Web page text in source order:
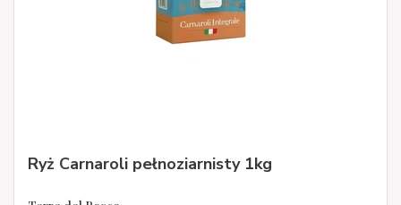
Ryż Carnaroli pełnoziarnisty 1kg